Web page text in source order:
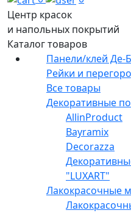
Центр красок
и напольных покрытий
Каталог товаров
Панели/клей Де-
Рейки и
Все товары
Декоративные
AllinProduct
Bayramix
Decorazza
"LUXART"
Лакокрасочные